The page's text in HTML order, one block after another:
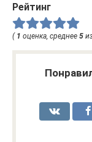
Рейтинг
( 1 оценка, среднее 5